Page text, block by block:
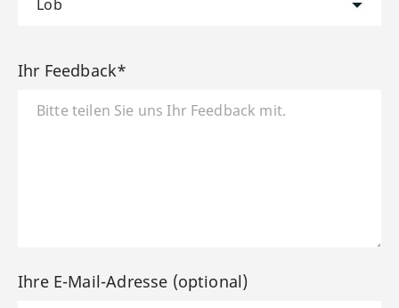
Ihr Feedback*
Ihre E-Mail-Adresse (optional)